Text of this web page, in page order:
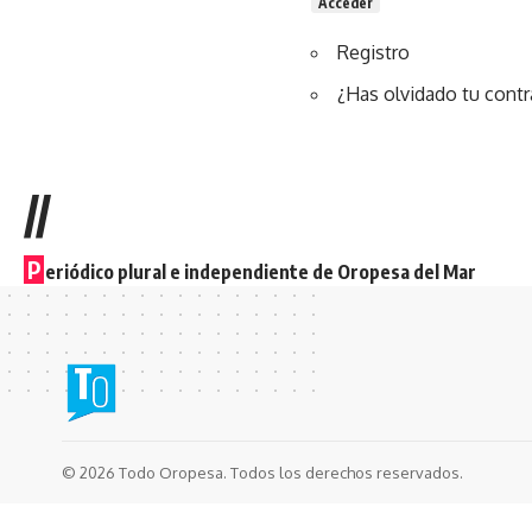
Registro
¿Has olvidado tu
//
P eriódico plural e independiente de Oropesa del Mar
© 2026 Todo Oropesa. Todos los derechos reservados.